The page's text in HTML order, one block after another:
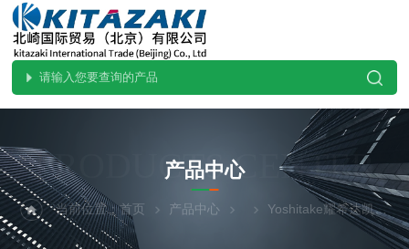
PRODUCTS CENTER
产品中心
当前位置：首页 产品中心 Yoshitake耀希达凯